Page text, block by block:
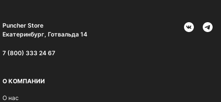
Puncher Store
Екатеринбург, Готвальда 14
7 (800) 333 24 67
О КОМПАНИИ
О нас